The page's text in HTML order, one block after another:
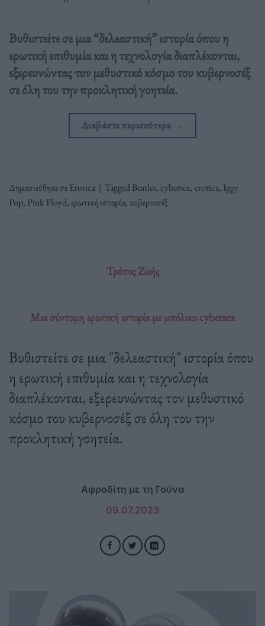
Βυθιστείτε σε μια “δελεαστική” ιστορία όπου η
ερωτική επιθυμία και η τεχνολογία διαπλέκονται,
εξερευνώντας τον μεθυστικό κόσμο του κυβερνοσέξ
σε όλη του την προκλητική γοητεία.
Διαβάστε περισσότερα →
Δημοσιεύθηκε σεErotica | TaggedBeatles,cybersex,erotica, Iggy
Pop, Pink Floyd, ερωτική ιστορία,κυβερνοσέξ
Τρόπος Ζωής
Μια σύντομη ερωτική ιστορία με μπόλικο cybersex
Βυθιστείτε σε μια "δελεαστική" ιστορία όπου
η ερωτική επιθυμία και η τεχνολογία
διαπλέκονται, εξερευνώντας τον μεθυστικό
κόσμο του κυβερνοσέξ σε όλη του την
προκλητική γοητεία.
Αφροδίτη με τη Γούνα
09.07.2023